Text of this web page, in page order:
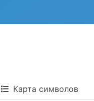
Карта символов